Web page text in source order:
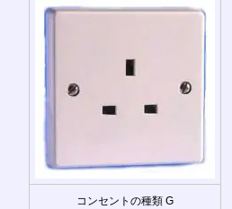
コンセントの種類 G